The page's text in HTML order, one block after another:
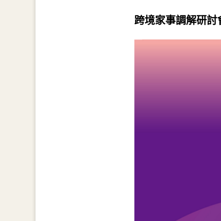
跨境家事調解研討